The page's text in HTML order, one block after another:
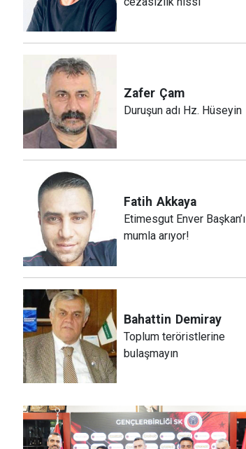
Zafer Çam
Duruşun adı Hz. Hüseyin
Fatih Akkaya
Etimesgut Enver Başkan’ı
mumla arıyor!
Bahattin Demiray
Toplum teröristlerine
bulaşmayın